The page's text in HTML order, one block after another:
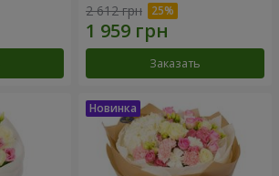
2 612 грн
Заказать